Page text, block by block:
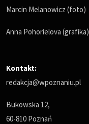
Marcin Melanowicz (foto)
Anna Pohorielova (grafika)
Kontakt:
redakcja@wpoznaniu.pl
Bukowska 12,
60-810 Poznań